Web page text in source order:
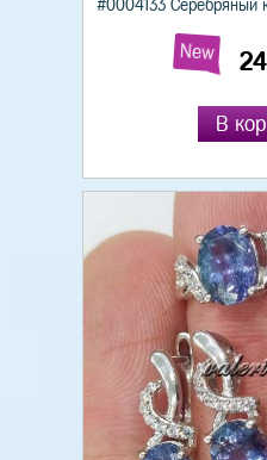
#0004133 Серебряный
New
В